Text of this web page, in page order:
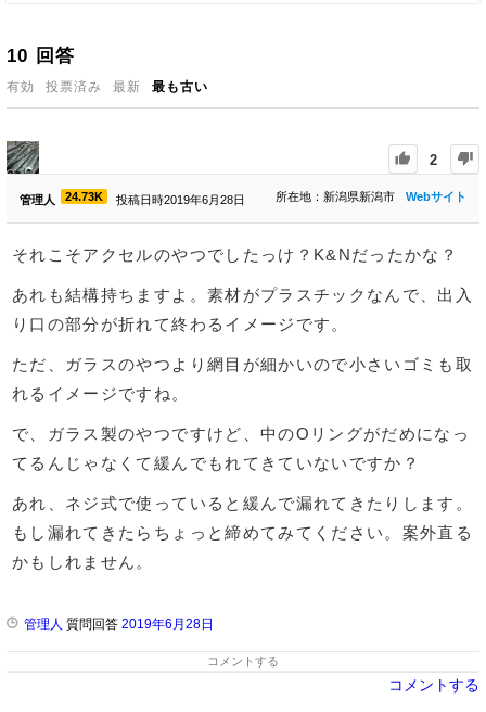
10 回答
有効 投票済み 最新 最も古い
2
管理人 24.73K 投稿日時2019年6月28日 Webサイト
所在地：新潟県新潟市
それこそアクセルのやつでしたっけ？K&Nだったかな？
あれも結構持ちますよ。素材がプラスチックなんで、出入
り口の部分が折れて終わるイメージです。
ただ、ガラスのやつより網目が細かいので小さいゴミも取
れるイメージですね。
で、ガラス製のやつですけど、中のOリングがだめになっ
てるんじゃなくて緩んでもれてきていないですか？
あれ、ネジ式で使っていると緩んで漏れてきたりします。
もし漏れてきたらちょっと締めてみてください。案外直る
かもしれません。
管理人 質問回答 2019年6月28日
コメントする
コメントする